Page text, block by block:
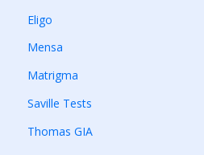
Eligo
Mensa
Matrigma
Saville Tests
Thomas GIA